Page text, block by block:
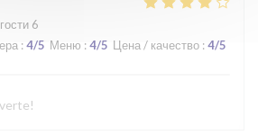
6
: 4/5 Меню : 4/5 Цена / качество : 4/5